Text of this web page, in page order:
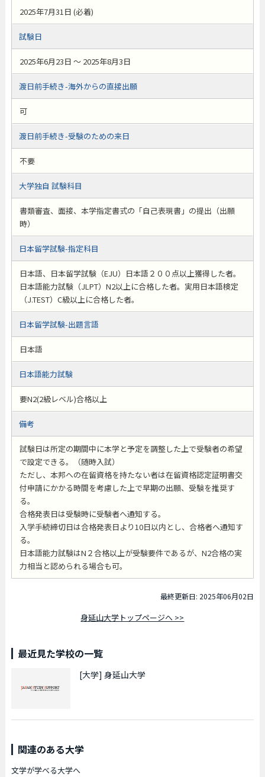
2025年7月31日 (必着)
試験日
2025年6月23日 ～ 2025年8月3日
渡日前手続き-海外からの直接出願
可
渡日前手続き-受験のための来日
不要
大学独自 試験科目
書類審査、面接、本学指定書式の「自己表現書」の提出（出願
時）
日本留学試験-指定科目
日本語、日本留学試験（EJU）日本語２００点以上獲得した者。
日本語能力試験（JLPT）N2以上に合格した者。実用日本語検定
（J.TEST）C級以上に合格した者。
日本留学試験-出題言語
日本語
日本語能力試験
要N2(2級レベル)合格以上
備考
試験日は所定の期間中に本学と予定を調整した上で受験者の希望
で設定できる。（随時入試）
ただし、本邦への在留資格を持たない者は在留資格認定証明書交
付申請にかかる時間を考慮した上で早期の出願、受験を推奨す
る。
合格発表日は受験時に受験者へ通知する。
入学手続締切日は合格発表日より10日以内とし、合格者へ通知す
る。
日本語能力試験はN２合格以上が受験要件であるが、N2合格の実
力相当と認められる場合も可。
最終更新日: 2025年06月02日
身延山大学トップページへ >>
最近見た学校の一覧
[大学] 身延山大学
関連のある大学
文学が学べる大学へ